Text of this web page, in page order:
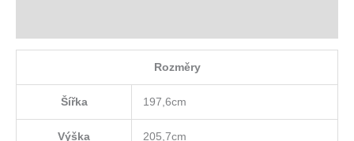
Rozměry
Šířka 197,6cm
Výška 205,7cm